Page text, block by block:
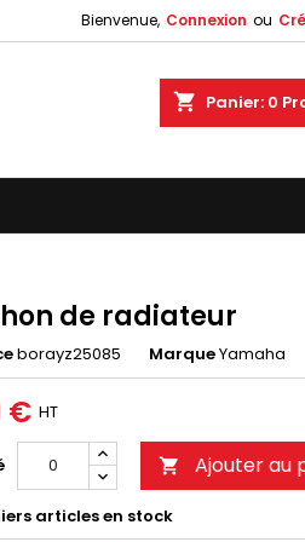
Bienvenue, Connexion ou
shopping_cart Panier: 0
de radiateur
borayz25085 MarqueYamaha
€ HT
 Ajouter au
articles en stock